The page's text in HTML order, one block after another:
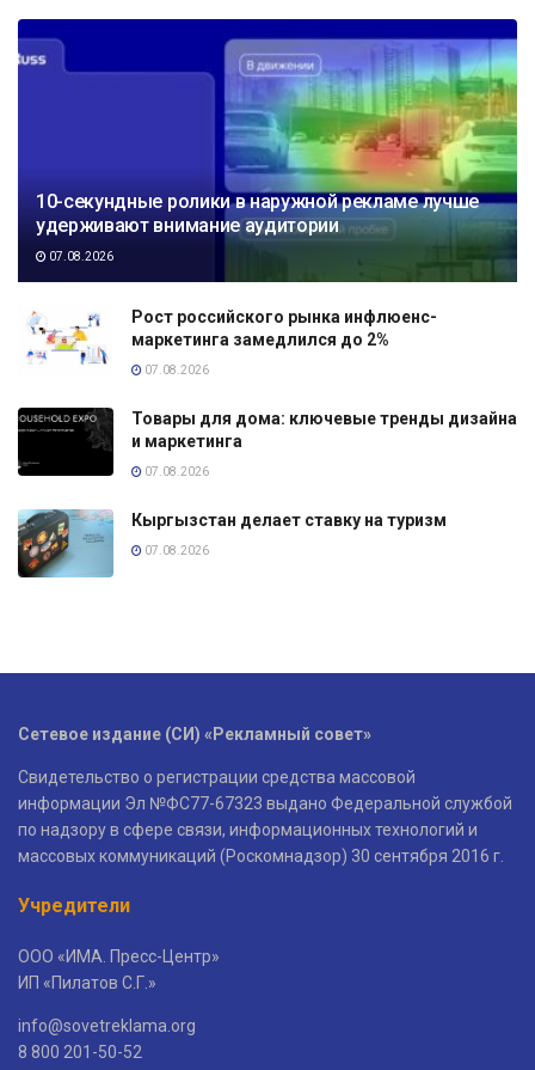
10-секундные ролики в наружной рекламе лучше
удерживают внимание аудитории
07.08.2026
Рост российского рынка инфлюенс-
маркетинга замедлился до 2%
07.08.2026
Товары для дома: ключевые тренды дизайна
и маркетинга
07.08.2026
Кыргызстан делает ставку на туризм
07.08.2026
Сетевое издание (СИ) «Рекламный совет»
Свидетельство о регистрации средства массовой
информации Эл №ФС77-67323 выдано Федеральной службой
по надзору в сфере связи, информационных технологий и
массовых коммуникаций (Роскомнадзор) 30 сентября 2016 г.
Учредители
ООО «ИМА. Пресс-Центр»
ИП «Пилатов С.Г.»
info@sovetreklama.org
8 800 201-50-52